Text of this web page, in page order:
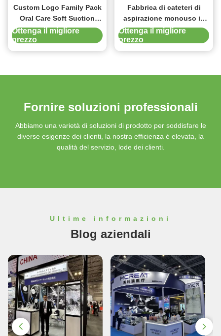
Custom Logo Family Pack
Oral Care Soft Suction
Dental Brush per adulti e
Ottenga il migliore
prezzo
Fabbrica di cateteri di
aspirazione monouso in
PVC
Ottenga il migliore
prezzo
Fornire soluzioni professionali
Abbiamo una varietà di soluzioni di prodotto per soddisfare le
diverse esigenze dei clienti, la nostra efficienza è elevata, la
qualità del servizio, lode dei clienti.
Ultime informazioni
Blog aziendali